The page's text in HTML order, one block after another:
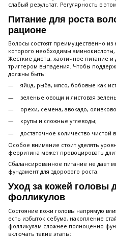
слабый результат. Регулярность в
Питание для роста
рационе
Волосы состоят преимущественно из
которого необходимы
Жесткие диеты, хаотичное питание и
триггером выпадения. Чтобы
должны быть:
яйца, рыба, мясо, бобовые как
зеленые овощи и листовая
орехи, семена, авокадо,
крупы и сложные углеводы;
достаточное количество чистой
Особое внимание стоит уделять
ферритина может провоцировать
Сбалансированное питание не дает
фундамент для здорового роста.
Уход за кожей головы
фолликулов
Состояние кожи головы напрямую
есть избыток себума, накопление
фолликулам сложнее полноценно
включать такие этапы: